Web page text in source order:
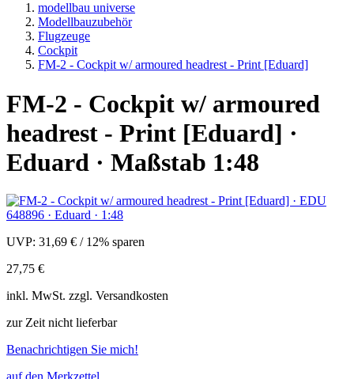
modellbau universe
Modellbauzubehör
Flugzeuge
Cockpit
FM-2 - Cockpit w/ armoured headrest - Print [Eduard]
FM-2 - Cockpit w/ armoured
headrest - Print [Eduard] ·
Eduard · Maßstab 1:48
UVP: 31,69 € / 12% sparen
27,75 €
inkl. MwSt. zzgl. Versandkosten
zur Zeit nicht lieferbar
Benachrichtigen Sie mich!